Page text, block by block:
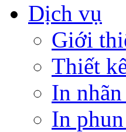
Dịch vụ
Giới
Thiết
In
In